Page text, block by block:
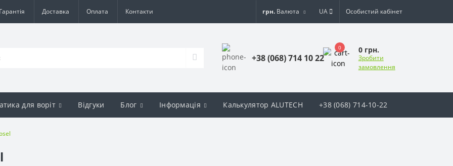
Гарантія Доставка Оплата Контакти грн. Валюта UA Особистий кабінет
+38 (068) 714 10 22
0 0 грн.
Зробити
замовлення
для воріт Відгуки Блог Інформація Калькулятор ALUTECH +38 (068) 714-10-22